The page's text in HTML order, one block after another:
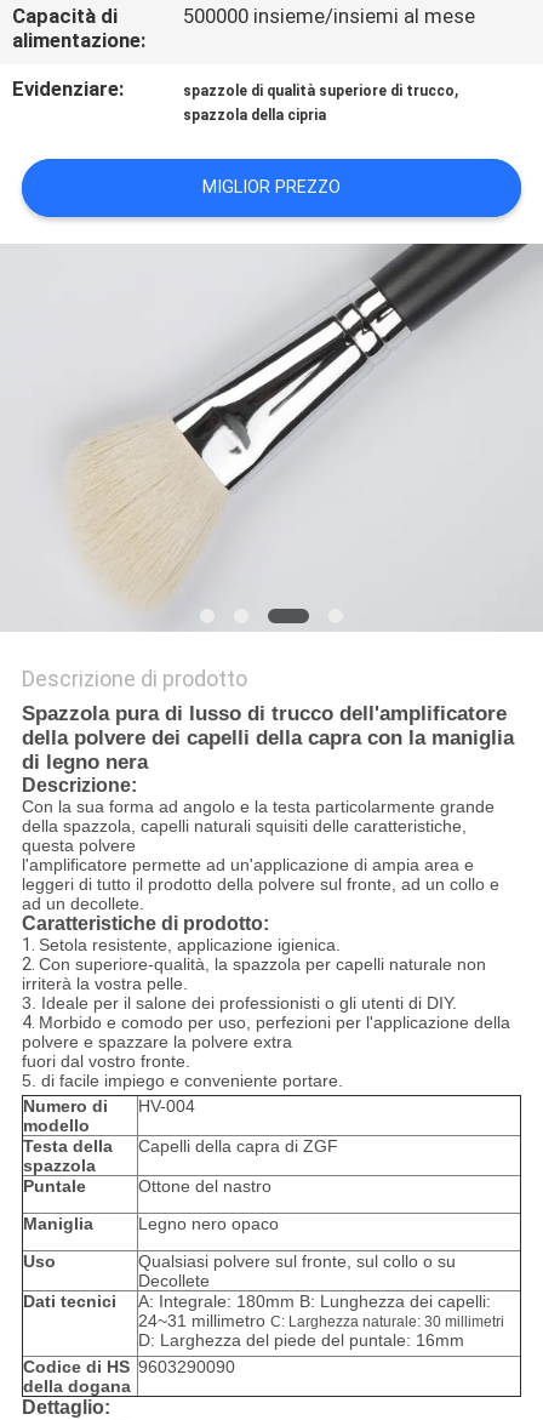
PRIVACY
POLICY
Capacità di
alimentazione:
500000 insieme/insiemi al mese
Evidenziare: spazzole di qualità superiore di trucco,
spazzola della cipria
MIGLIOR PREZZO
Descrizione di prodotto
Spazzola pura di lusso di trucco dell'amplificatore
della polvere dei capelli della capra con la maniglia
di legno nera
Descrizione:
Con la sua forma ad angolo e la testa particolarmente grande
della spazzola, capelli naturali squisiti delle caratteristiche,
questa polvere
l'amplificatore permette ad un'applicazione di ampia area e
leggeri di tutto il prodotto della polvere sul fronte, ad un collo e
ad un decollete.
Caratteristiche di prodotto:
1. Setola resistente, applicazione igienica.
2. Con superiore-qualità, la spazzola per capelli naturale non
irriterà la vostra pelle.
3. Ideale per il salone dei professionisti o gli utenti di DIY.
4. Morbido e comodo per uso, perfezioni per l'applicazione della
polvere e spazzare la polvere extra
fuori dal vostro fronte.
5. di facile impiego e conveniente portare.
Numero di
modello
HV-004
Testa della
spazzola
Capelli della capra di ZGF
Puntale
Ottone del nastro
Maniglia
Legno nero opaco
Uso
Qualsiasi polvere sul fronte, sul collo o su
Decollete
Dati tecnici
A: Integrale: 180mm B: Lunghezza dei capelli:
24~31 millimetro C: Larghezza naturale: 30 millimetri
D: Larghezza del piede del puntale: 16mm
Codice di HS
della dogana
9603290090
Dettaglio: